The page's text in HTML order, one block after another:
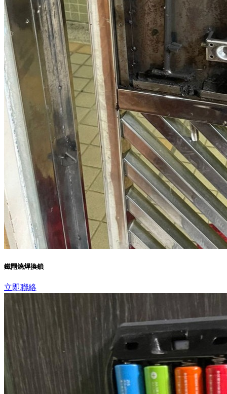
鐵閘燒焊換鎖
立即聯絡